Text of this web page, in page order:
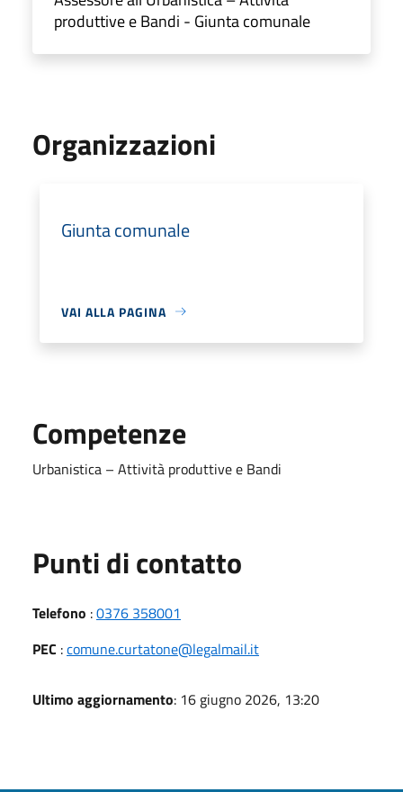
produttive e Bandi - Giunta comunale
Organizzazioni
Giunta comunale
VAI ALLA PAGINA
Competenze
Urbanistica – Attività produttive e Bandi
Punti di contatto
Telefono :0376 358001
PEC :comune.curtatone@legalmail.it
Ultimo aggiornamento: 16 giugno 2026, 13:20